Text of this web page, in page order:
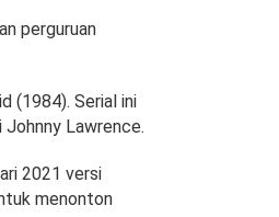
perguruan
(1984). Serial ini
Johnny Lawrence.
2021 versi
menonton